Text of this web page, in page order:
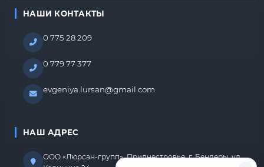
НАШИ КОНТАКТЫ
0 775 28 209
0 779 77 377
evgeniya.lursan@gmail.com
НАШ АДРЕС
ООО «Люрсан-групп», Приднестровье, г. Бендеры, ул.